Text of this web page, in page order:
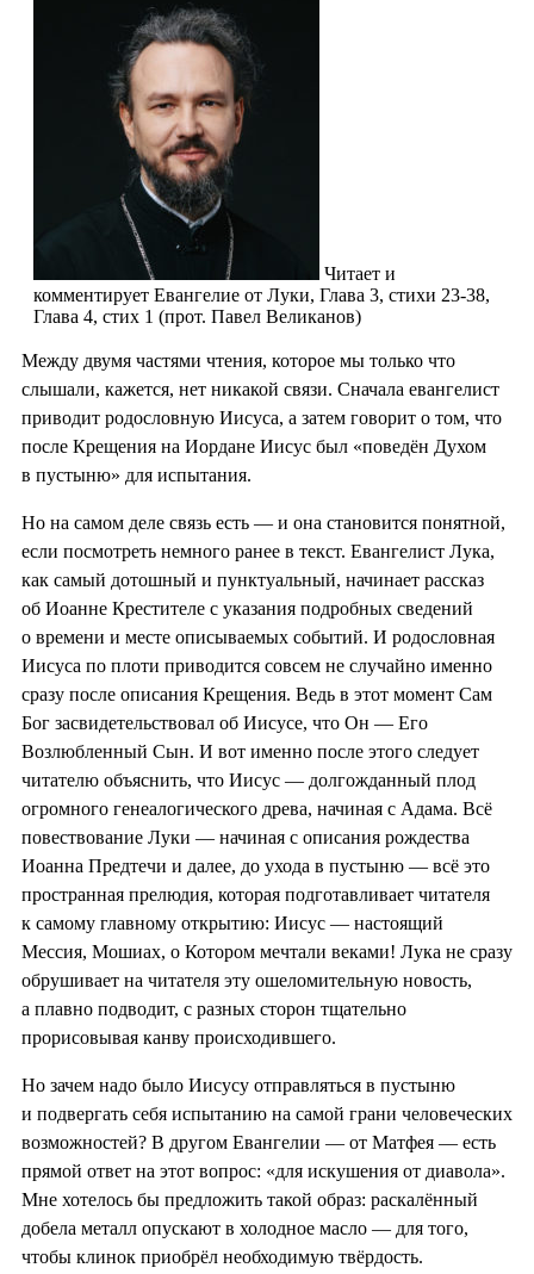
Читает и
комментирует Евангелие от Луки, Глава 3, стихи 23-38,
Глава 4, стих 1 (прот. Павел Великанов)
Между двумя частями чтения, которое мы только что
слышали, кажется, нет никакой связи. Сначала евангелист
приводит родословную Иисуса, а затем говорит о том, что
после Крещения на Иордане Иисус был «поведён Духом
в пустыню» для испытания.
Но на самом деле связь есть — и она становится понятной,
если посмотреть немного ранее в текст. Евангелист Лука,
как самый дотошный и пунктуальный, начинает рассказ
об Иоанне Крестителе с указания подробных сведений
о времени и месте описываемых событий. И родословная
Иисуса по плоти приводится совсем не случайно именно
сразу после описания Крещения. Ведь в этот момент Сам
Бог засвидетельствовал об Иисусе, что Он — Его
Возлюбленный Сын. И вот именно после этого следует
читателю объяснить, что Иисус — долгожданный плод
огромного генеалогического древа, начиная с Адама. Всё
повествование Луки — начиная с описания рождества
Иоанна Предтечи и далее, до ухода в пустыню — всё это
пространная прелюдия, которая подготавливает читателя
к самому главному открытию: Иисус — настоящий
Мессия, Мошиах, о Котором мечтали веками! Лука не сразу
обрушивает на читателя эту ошеломительную новость,
а плавно подводит, с разных сторон тщательно
прорисовывая канву происходившего.
Но зачем надо было Иисусу отправляться в пустыню
и подвергать себя испытанию на самой грани человеческих
возможностей? В другом Евангелии — от Матфея — есть
прямой ответ на этот вопрос: «для искушения от диавола».
Мне хотелось бы предложить такой образ: раскалённый
добела металл опускают в холодное масло — для того,
чтобы клинок приобрёл необходимую твёрдость.